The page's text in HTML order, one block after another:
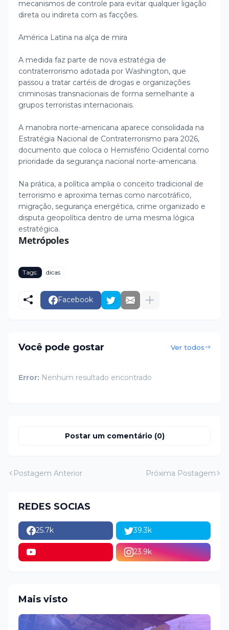
mecanismos de controle para evitar qualquer ligação
direta ou indireta com as facções.
América Latina na alça de mira
A medida faz parte de nova estratégia de
contraterrorismo adotada por Washington, que
passou a tratar cartéis de drogas e organizações
criminosas transnacionais de forma semelhante a
grupos terroristas internacionais.
A manobra norte-americana aparece consolidada na
Estratégia Nacional de Contraterrorismo para 2026,
documento que coloca o Hemisfério Ocidental como
prioridade da segurança nacional norte-americana.
Na prática, a política amplia o conceito tradicional de
terrorismo e aproxima temas como narcotráfico,
migração, segurança energética, crime organizado e
disputa geopolítica dentro de uma mesma lógica
estratégica.
Metrópoles
Tags: dicas
Facebook
Você pode gostar Ver todos
Error: Nenhum resultado encontrado
Postar um comentário (0)
Postagem Anterior Próxima Postagem
REDES SOCIAS
25.7k 39.3k
23.9k
Mais visto